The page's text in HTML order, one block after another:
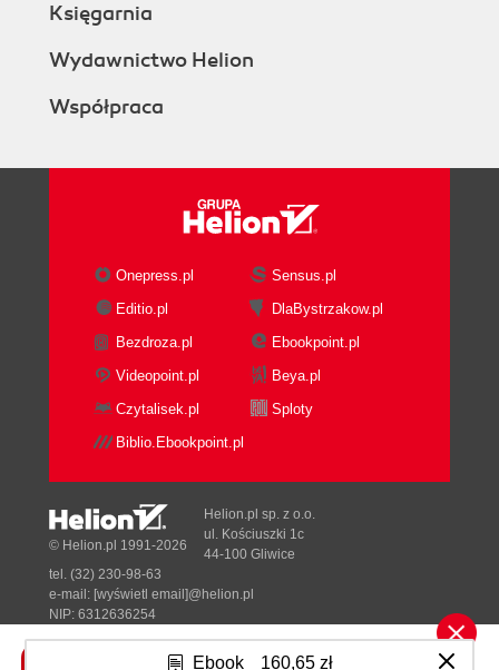
Modifying a Map from User Space
BPF Program and Map References
BPF Links
Setting Up and Reading Perf Events
Ring Buffers
Reading Information from a Map
Reading Map Elements
Summary
Exercises
5. CO-RE, BTF, and Libbpf
CO-RE Overview
BPF Type Format
BTF Use Cases
Listing BTF Information with bpftool
BTF Types
Maps with BTF Information
BTF Data for Functions and Function
Prototypes
Ebook 160,65 zł
Księgarnia
Wydawnictwo Helion
Współpraca
Onepress.pl
Sensus.pl
Editio.pl
DlaBystrzakow.pl
Bezdroza.pl
Ebookpoint.pl
Videopoint.pl
Beya.pl
Czytalisek.pl
Sploty
Biblio.Ebookpoint.pl
© Helion.pl 1991-2026
Helion.pl sp. z o.o.
ul. Kościuszki 1c
44-100 Gliwice
tel. (32) 230-98-63
e-mail: [wyświetl email]@helion.pl
NIP: 6312636254